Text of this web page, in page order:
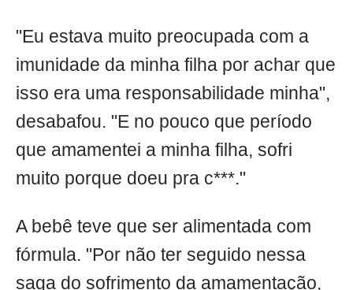
"Eu estava muito preocupada com a
imunidade da minha filha por achar que
isso era uma responsabilidade minha",
desabafou. "E no pouco que período
que amamentei a minha filha, sofri
muito porque doeu pra c***."
A bebê teve que ser alimentada com
fórmula. "Por não ter seguido nessa
saga do sofrimento da amamentação,